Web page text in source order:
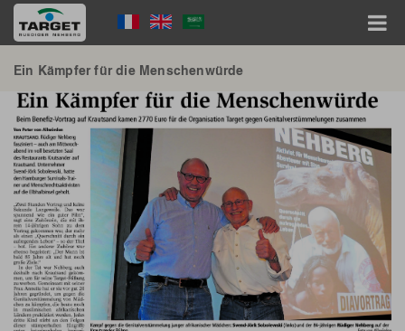
Skip
main
Language
Menu
Hauptnavigation
Ein Kämpfer für die Menschenwürde